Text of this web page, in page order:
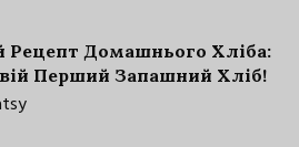
Рецепт Домашнього Хліба:
Перший Запашний Хліб!